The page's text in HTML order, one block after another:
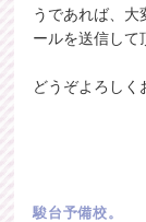
うであれば、大
ールを送信して
どうぞよろしく
駿台予備校。